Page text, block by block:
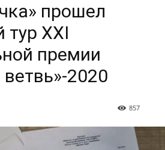
прошел
XXI
премии
2020
857